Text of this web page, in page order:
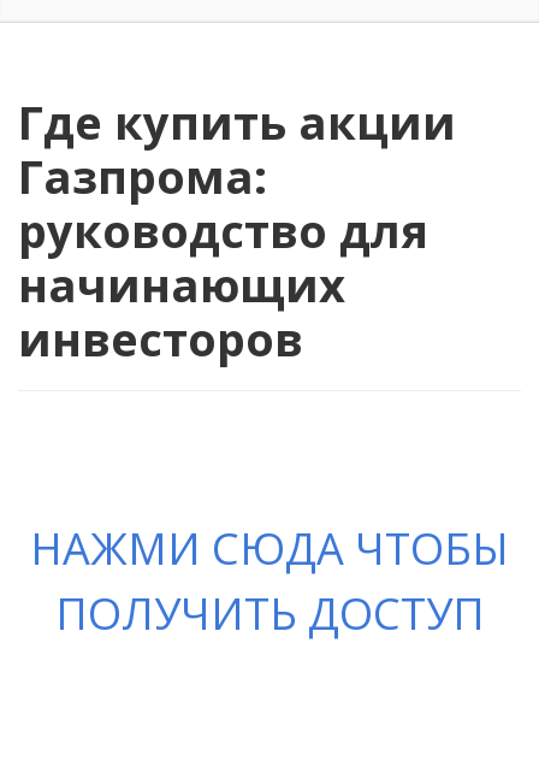
Где купить акции
Газпрома:
руководство для
начинающих
инвесторов
НАЖМИ СЮДА ЧТОБЫ
ПОЛУЧИТЬ ДОСТУП